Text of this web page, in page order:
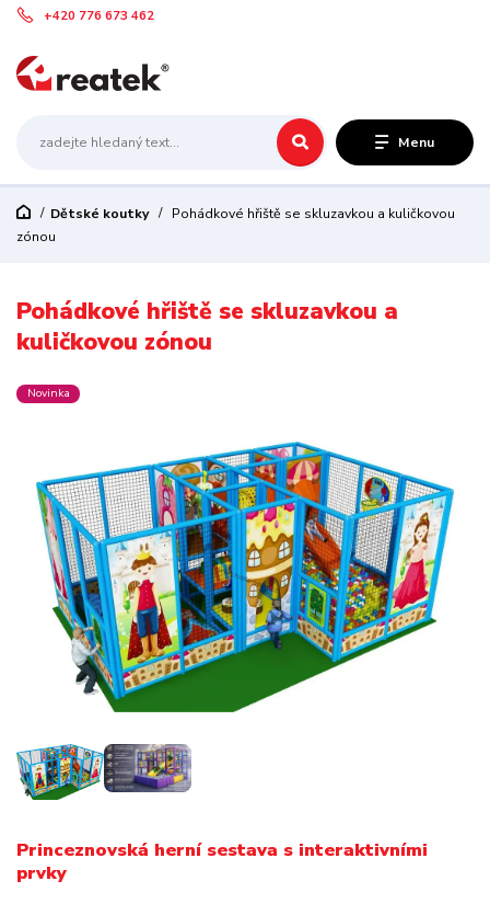
Menu
+420 776 673 462
Dětské koutky
Pohádkové hřiště se skluzavkou a kuličkovou
zónou
Pohádkové hřiště se skluzavkou a
kuličkovou zónou
Novinka
Princeznovská herní sestava s interaktivními
prvky